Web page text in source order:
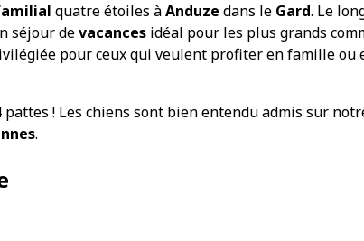
quatre étoiles àAnduze dans le Gard. Le
séjour devacances idéal pour les plus grands
pour ceux qui veulent profiter en famille ou
! Les chiens sont bien entendu admis sur
.